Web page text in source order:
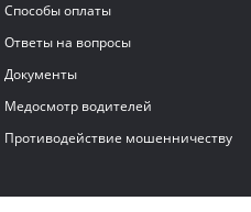
Способы оплаты
Ответы на вопросы
Документы
Медосмотр водителей
Противодействие мошенничеству